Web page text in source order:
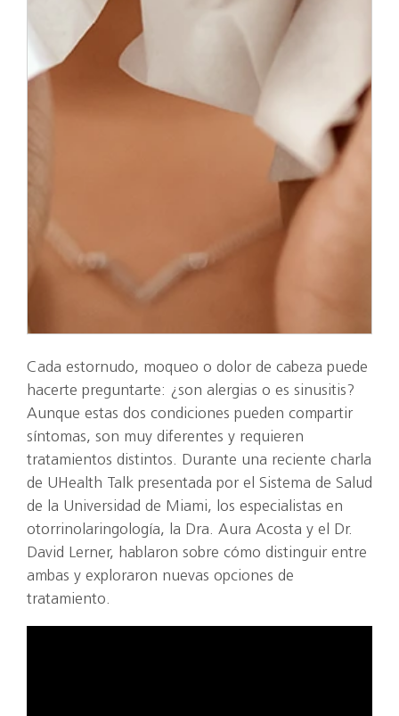
Cada estornudo, moqueo o dolor de cabeza puede
hacerte preguntarte: ¿son alergias o es sinusitis?
Aunque estas dos condiciones pueden compartir
síntomas, son muy diferentes y requieren
tratamientos distintos. Durante una reciente charla
de UHealth Talk presentada por el Sistema de Salud
de la Universidad de Miami, los especialistas en
otorrinolaringología, la Dra. Aura Acosta y el Dr.
David Lerner, hablaron sobre cómo distinguir entre
ambas y exploraron nuevas opciones de
tratamiento.